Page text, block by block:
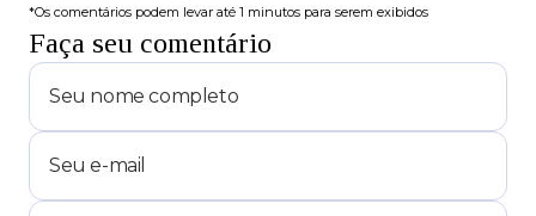
*Os comentários podem levar até 1 minutos para serem exibidos
Faça seu comentário